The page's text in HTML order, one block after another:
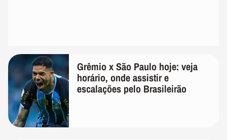
Grêmio x São Paulo hoje: veja
horário, onde assistir e
escalações pelo Brasileirão